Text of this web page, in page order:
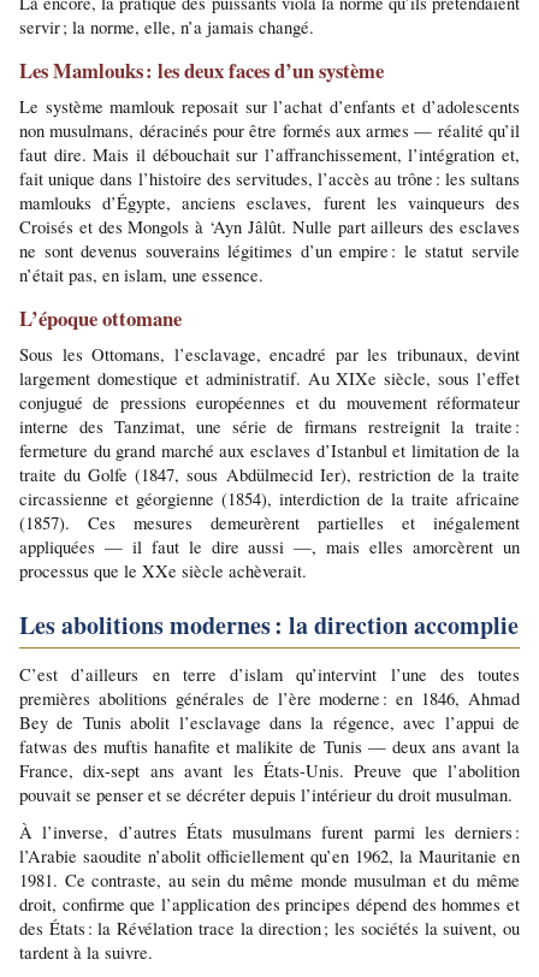
servir ; la norme, elle, n’a jamais changé.
Les Mamlouks : les deux faces d’un système
Le système mamlouk reposait sur l’achat d’enfants et d’adolescents
non musulmans, déracinés pour être formés aux armes — réalité qu’il
faut dire. Mais il débouchait sur l’affranchissement, l’intégration et,
fait unique dans l’histoire des servitudes, l’accès au trône : les sultans
mamlouks d’Égypte, anciens esclaves, furent les vainqueurs des
Croisés et des Mongols à ‘Ayn Jâlût. Nulle part ailleurs des esclaves
ne sont devenus souverains légitimes d’un empire : le statut servile
n’était pas, en islam, une essence.
L’époque ottomane
Sous les Ottomans, l’esclavage, encadré par les tribunaux, devint
largement domestique et administratif. Au XIXe siècle, sous l’effet
conjugué de pressions européennes et du mouvement réformateur
interne des Tanzimat, une série de firmans restreignit la traite :
fermeture du grand marché aux esclaves d’Istanbul et limitation de la
traite du Golfe (1847, sous Abdülmecid Ier), restriction de la traite
circassienne et géorgienne (1854), interdiction de la traite africaine
(1857). Ces mesures demeurèrent partielles et inégalement
appliquées — il faut le dire aussi —, mais elles amorcèrent un
processus que le XXe siècle achèverait.
Les abolitions modernes : la direction accomplie
C’est d’ailleurs en terre d’islam qu’intervint l’une des toutes
premières abolitions générales de l’ère moderne : en 1846, Ahmad
Bey de Tunis abolit l’esclavage dans la régence, avec l’appui de
fatwas des muftis hanafite et malikite de Tunis — deux ans avant la
France, dix-sept ans avant les États-Unis. Preuve que l’abolition
pouvait se penser et se décréter depuis l’intérieur du droit musulman.
À l’inverse, d’autres États musulmans furent parmi les derniers :
l’Arabie saoudite n’abolit officiellement qu’en 1962, la Mauritanie en
1981. Ce contraste, au sein du même monde musulman et du même
droit, confirme que l’application des principes dépend des hommes et
des États : la Révélation trace la direction ; les sociétés la suivent, ou
tardent à la suivre.